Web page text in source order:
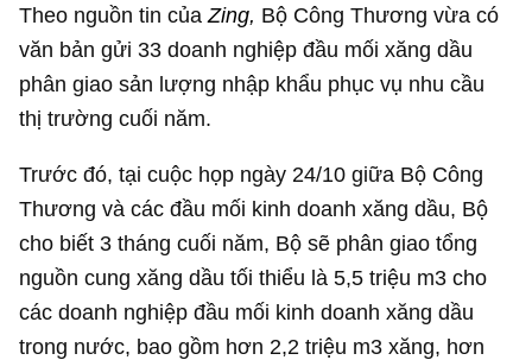
Theo nguồn tin củaZing, Bộ Công Thương vừa có
văn bản gửi 33 doanh nghiệp đầu mối xăng dầu
phân giao sản lượng nhập khẩu phục vụ nhu cầu
thị trường cuối năm.
Trước đó, tại cuộc họp ngày 24/10 giữa Bộ Công
Thương và các đầu mối kinh doanh xăng dầu, Bộ
cho biết 3 tháng cuối năm, Bộ sẽ phân giao tổng
nguồn cung xăng dầu tối thiểu là 5,5 triệu m3 cho
các doanh nghiệp đầu mối kinh doanh xăng dầu
trong nước, bao gồm hơn 2,2 triệu m3 xăng, hơn